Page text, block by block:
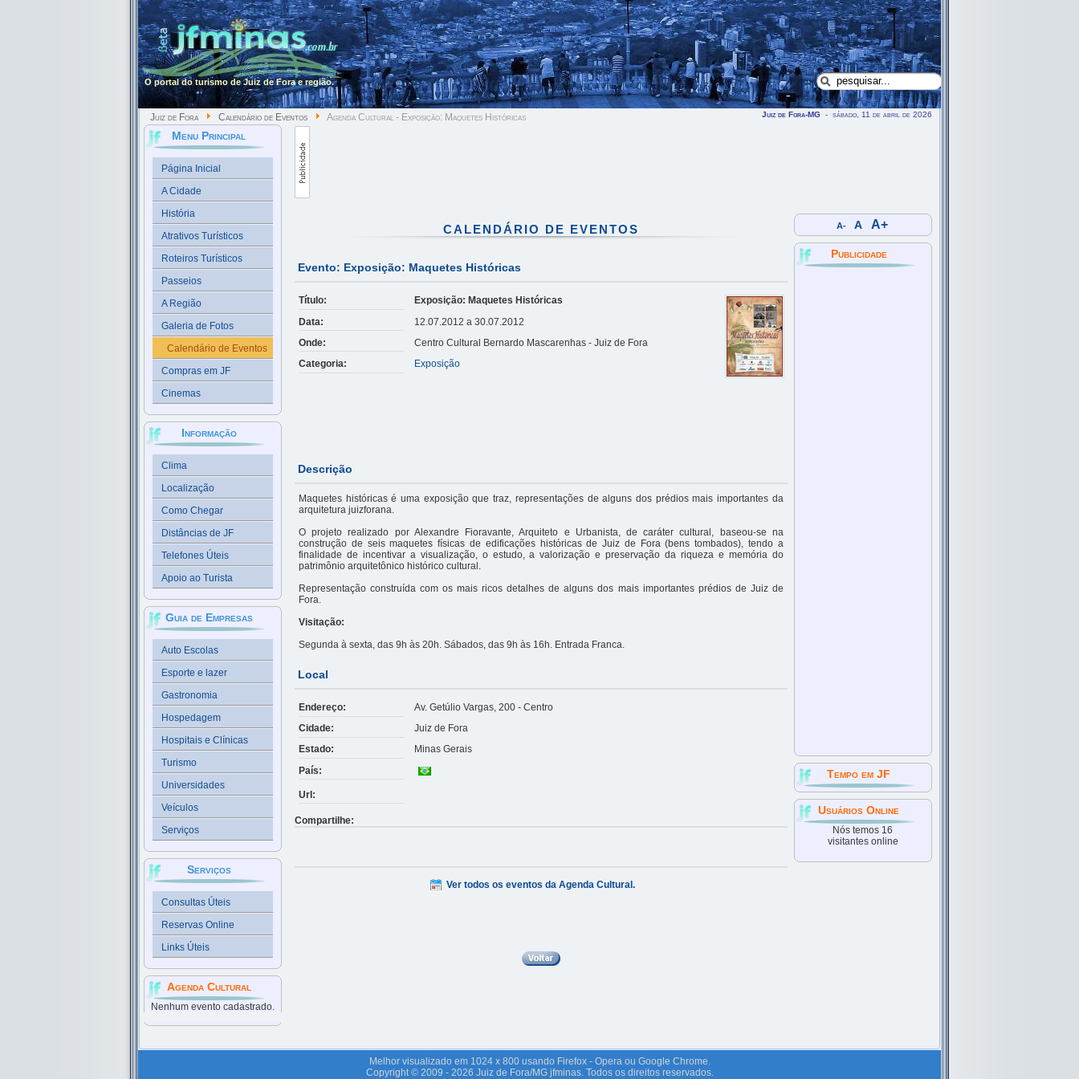
O portal do turismo de Juiz de Fora e região.
Juiz de Fora Calendário de Eventos Agenda Cultural - Exposição: Maquetes Históricas Juiz de Fora-MG - sábado, 11 de abril de 2026
Menu Principal
Página Inicial
A Cidade
História
Atrativos Turísticos
Roteiros Turísticos
Passeios
A Região
Galeria de Fotos
Calendário de Eventos
Compras em JF
Cinemas
Informação
Clima
Localização
Como Chegar
Distâncias de JF
Telefones Úteis
Apoio ao Turista
Guia de Empresas
Auto Escolas
Esporte e lazer
Gastronomia
Hospedagem
Hospitais e Clínicas
Turismo
Universidades
Veículos
Serviços
Serviços
Consultas Úteis
Reservas Online
Links Úteis
Agenda Cultural
Nenhum evento cadastrado.
CALENDÁRIO DE EVENTOS
Evento: Exposição: Maquetes Históricas
Título:
Exposição: Maquetes Históricas
Data:
12.07.2012 a 30.07.2012
Onde:
Centro Cultural Bernardo Mascarenhas - Juiz de Fora
Categoria:
Exposição
Descrição
Maquetes históricas é uma exposição que traz, representações de alguns dos prédios mais importantes da
arquitetura juizforana.
O projeto realizado por Alexandre Fioravante, Arquiteto e Urbanista, de caráter cultural, baseou-se na
construção de seis maquetes físicas de edificações históricas de Juiz de Fora (bens tombados), tendo a
finalidade de incentivar a visualização, o estudo, a valorização e preservação da riqueza e memória do
patrimônio arquitetônico histórico cultural.
Representação construída com os mais ricos detalhes de alguns dos mais importantes prédios de Juiz de
Fora.
Visitação:
Segunda à sexta, das 9h às 20h. Sábados, das 9h às 16h. Entrada Franca.
Local
Endereço:
Av. Getúlio Vargas, 200 - Centro
Cidade:
Juiz de Fora
Estado:
Minas Gerais
País:
Url:
Compartilhe:
Ver todos os eventos da Agenda Cultural.
A- A A+
Publicidade
Tempo em JF
Usuários Online
Nós temos 16
visitantes online
Melhor visualizado em 1024 x 800 usando Firefox - Opera ou Google Chrome.
Copyright © 2009 - 2026 Juiz de Fora/MG jfminas. Todos os direitos reservados.